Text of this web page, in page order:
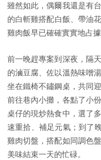
雖然如此，偶爾我還是有
的白斬雞搭配白飯、帶油
雞肉飯早已確確實實地占
前一晚趕專案到深夜，隔
的滷豆腐、佐以溫熱味噌
坐在鐵椅不鏽鋼桌，共同
前往巷內小攤，各點了小
桌仔的現炒熱食中，選了
速重拾、補足元氣；到了
雞肉切盤，搭配如同調色
美味結束一天的忙碌。